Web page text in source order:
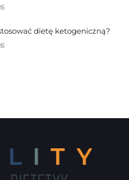
dietę ketogeniczną?